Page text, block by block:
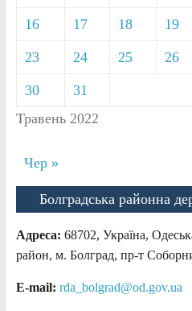
Травень 2022
16 17 18 19
23 24 25 26
30 31
Чер »
Болградська районна
Адреса: 68702, Україна,
район, м. Болград, пр-т
E-mail: rda_bolgrad@od.gov.ua